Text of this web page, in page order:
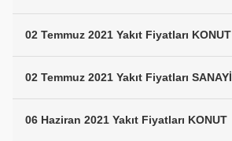
02 Temmuz 2021 Yakıt Fiyatları KONUT
02 Temmuz 2021 Yakıt Fiyatları SANAYİ
06 Haziran 2021 Yakıt Fiyatları KONUT